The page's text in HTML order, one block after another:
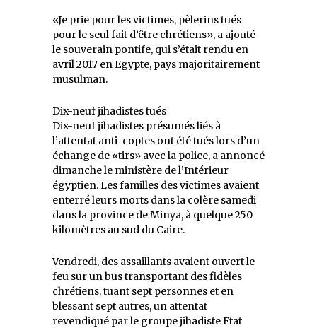
«Je prie pour les victimes, pèlerins tués
pour le seul fait d’être chrétiens», a ajouté
le souverain pontife, qui s’était rendu en
avril 2017 en Egypte, pays majoritairement
musulman.
Dix-neuf jihadistes tués
Dix-neuf jihadistes présumés liés à
l’attentat anti-coptes ont été tués lors d’un
échange de «tirs» avec la police, a annoncé
dimanche le ministère de l’Intérieur
égyptien. Les familles des victimes avaient
enterré leurs morts dans la colère samedi
dans la province de Minya, à quelque 250
kilomètres au sud du Caire.
Vendredi, des assaillants avaient ouvert le
feu sur un bus transportant des fidèles
chrétiens, tuant sept personnes et en
blessant sept autres, un attentat
revendiqué par le groupe jihadiste Etat